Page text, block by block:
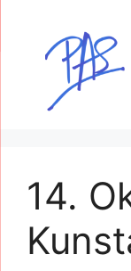
springen
14.